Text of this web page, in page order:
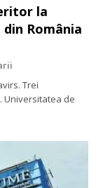
la
România
Trei
Universitatea de